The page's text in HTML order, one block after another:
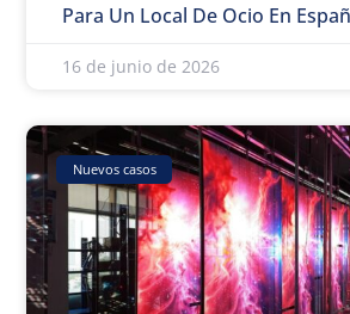
Para Un Local De Ocio En
16 de junio de 2026
Nuevos casos